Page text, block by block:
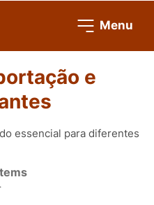
Menu
e
essencial para diferentes